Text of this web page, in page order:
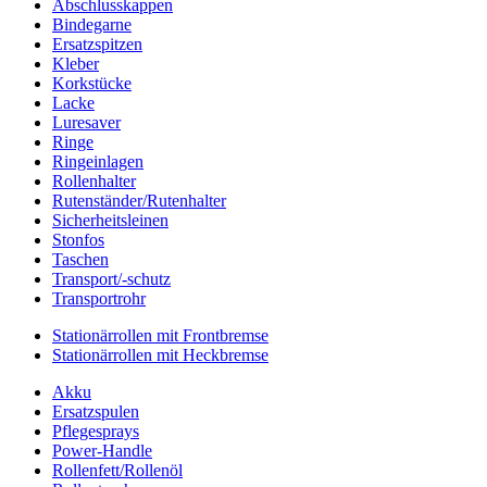
Abschlusskappen
Bindegarne
Ersatzspitzen
Kleber
Korkstücke
Lacke
Luresaver
Ringe
Ringeinlagen
Rollenhalter
Rutenständer/Rutenhalter
Sicherheitsleinen
Stonfos
Taschen
Transport/-schutz
Transportrohr
Stationärrollen mit Frontbremse
Stationärrollen mit Heckbremse
Akku
Ersatzspulen
Pflegesprays
Power-Handle
Rollenfett/Rollenöl